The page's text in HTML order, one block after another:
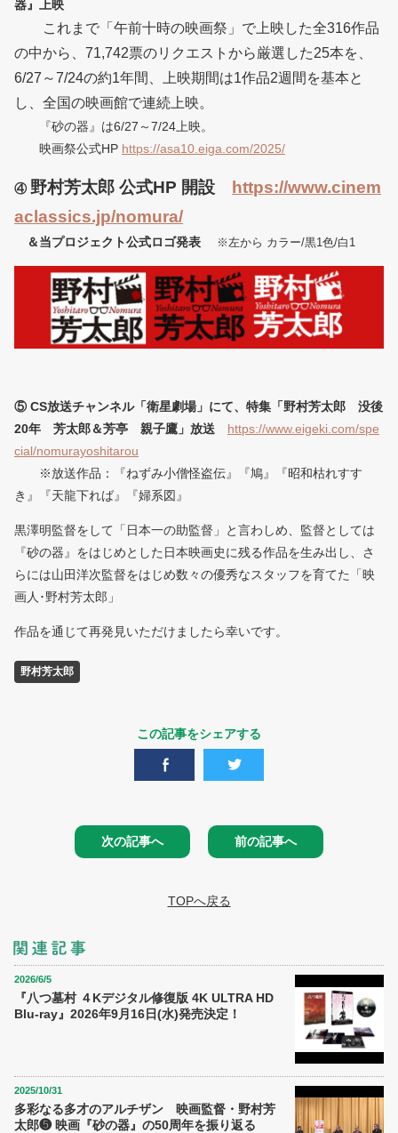
器』上映
これまで「午前十時の映画祭」で上映した全316作品
の中から、71,742票のリクエストから厳選した25本を、
6/27～7/24の約1年間、上映期間は1作品2週間を基本と
し、全国の映画館で連続上映。
『砂の器』は6/27～7/24上映。
映画祭公式HP https://asa10.eiga.com/2025/
④ 野村芳太郎 公式HP 開設
https://www.cinem
aclassics.jp/nomura/
＆当プロジェクト公式ロゴ発表 ※左から カラー/黒1色/白1
⑤ CS放送チャンネル「衛星劇場」にて、特集「野村芳太郎 没後
20年 芳太郎＆芳亭 親子鷹」放送 https://www.eigeki.com/spe
cial/nomurayoshitarou
※放送作品：『ねずみ小僧怪盗伝』『鳩』『昭和枯れすす
き』『天龍下れば』『婦系図』
黒澤明監督をして「日本一の助監督」と言わしめ、監督としては
『砂の器』をはじめとした日本映画史に残る作品を生み出し、さ
らには山田洋次監督をはじめ数々の優秀なスタッフを育てた「映
画人･野村芳太郎」
作品を通じて再発見いただけましたら幸いです。
野村芳太郎
この記事をシェアする
次の記事へ 前の記事へ
TOPへ戻る
2026/6/5
『八つ墓村 ４Kデジタル修復版 4K ULTRA HD
Blu-ray』2026年9月16日(水)発売決定！
2025/10/31
多彩なる多才のアルチザン 映画監督・野村芳
太郎❺ 映画『砂の器』の50周年を振り返る